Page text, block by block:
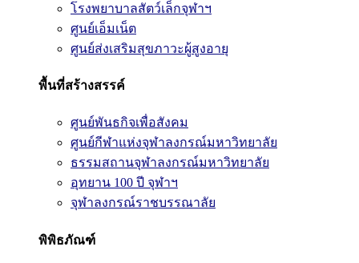
โรงพยาบาลสัตว์เล็กจุฬาฯ
ศูนย์เอ็มเน็ต
ศูนย์ส่งเสริมสุขภาวะผู้สูงอายุ
พื้นที่สร้างสรรค์
ศูนย์พันธกิจเพื่อสังคม
ศูนย์กีฬาแห่งจุฬาลงกรณ์มหาวิทยาลัย
ธรรมสถานจุฬาลงกรณ์มหาวิทยาลัย
อุทยาน 100 ปี จุฬาฯ
จุฬาลงกรณ์ราชบรรณาลัย
พิพิธภัณฑ์